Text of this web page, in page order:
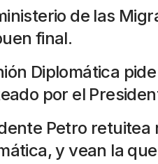
de las
final.
Diplomática
por el
Petro
y vean la